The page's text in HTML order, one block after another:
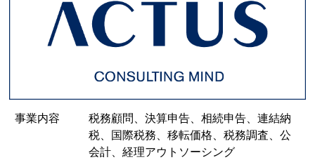
事業内容
税務顧問、決算申告、相続申告、連結納
税、国際税務、移転価格、税務調査、公
会計、経理アウトソーシング